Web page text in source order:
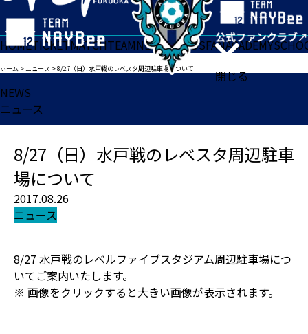
閉じる
HOMETICKETMATCHTEAMNEWSGOODSFANACADEMY
ホーム >ニュース >8/27（日）水戸戦のレベスタ周辺駐車場について
NEWS
ニュース
8/27（日）水戸戦のレベスタ周辺駐車
場について
2017.08.26
ニュース
8/27 水戸戦のレベルファイブスタジアム周辺駐車場につ
いてご案内いたします。
※ 画像をクリックすると大きい画像が表示されます。